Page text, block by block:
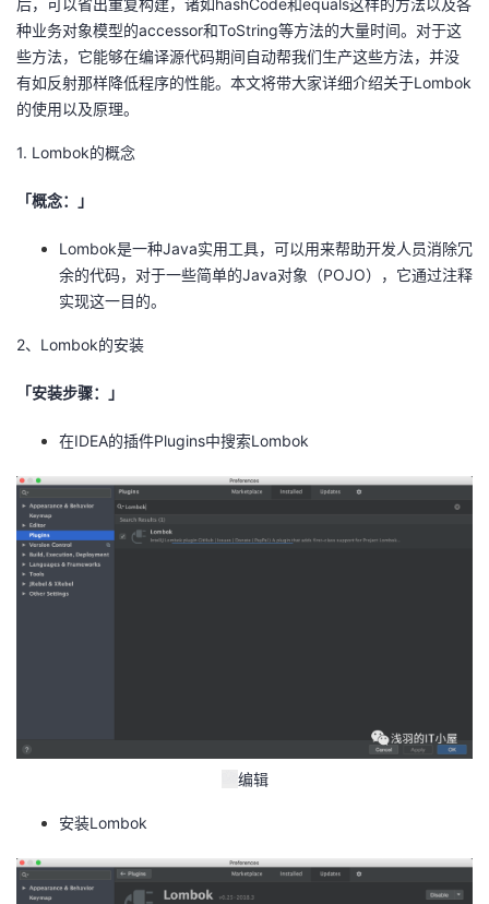
发
者
程
认
证
的
实
我
的
藏
Programs
的
支
持
支
持
声
建
议
后，可以省出重复构建，诸如hashCode和equals这样的方法以及各
种业务对象模型的accessor和ToString等方法的大量时间。对于这
些方法，它能够在编译源代码期间自动帮我们生产这些方法，并没
有如反射那样降低程序的性能。本文将带大家详细介绍关于Lombok
的使用以及原理。
1. Lombok的概念
「概念：」
Lombok是一种Java实用工具，可以用来帮助开发人员消除冗
余的代码，对于一些简单的Java对象（POJO），它通过注释
实现这一目的。
2、Lombok的安装
「安装步骤：」
在IDEA的插件Plugins中搜索Lombok
编辑
安装Lombok